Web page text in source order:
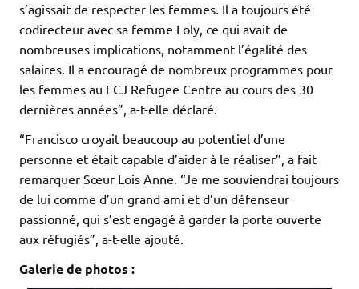
s’agissait de respecter les femmes. Il a toujours été
codirecteur avec sa femme Loly, ce qui avait de
nombreuses implications, notamment l’égalité des
salaires. Il a encouragé de nombreux programmes pour
les femmes au FCJ Refugee Centre au cours des 30
dernières années”, a-t-elle déclaré.
“Francisco croyait beaucoup au potentiel d’une
personne et était capable d’aider à le réaliser”, a fait
remarquer Sœur Lois Anne. “Je me souviendrai toujours
de lui comme d’un grand ami et d’un défenseur
passionné, qui s’est engagé à garder la porte ouverte
aux réfugiés”, a-t-elle ajouté.
Galerie de photos :